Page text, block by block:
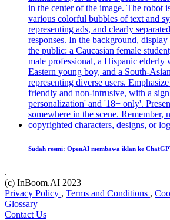
Sudah resmi: OpenAI membawa iklan ke
.
(c) InBoom.AI 2023
Privacy Policy , Terms and Conditions ,
Glossary
Contact Us